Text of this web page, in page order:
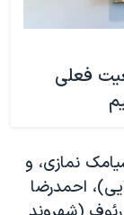
فعلی
نمازی، و
احمدرضا